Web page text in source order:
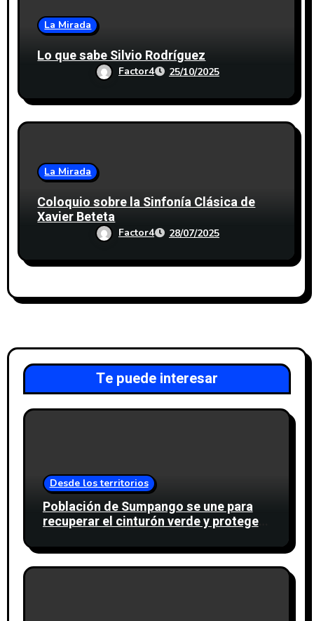
La Mirada
Lo que sabe Silvio Rodríguez
Factor4 25/10/2025
La Mirada
Coloquio sobre la Sinfonía Clásica de
Xavier Beteta
Factor4 28/07/2025
Te puede interesar
Desde los territorios
Población de Sumpango se une para
recuperar el cinturón verde y proteger